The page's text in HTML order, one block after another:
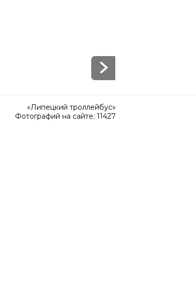
«Липецкий троллейбус»
Фотографий на сайте: 11427